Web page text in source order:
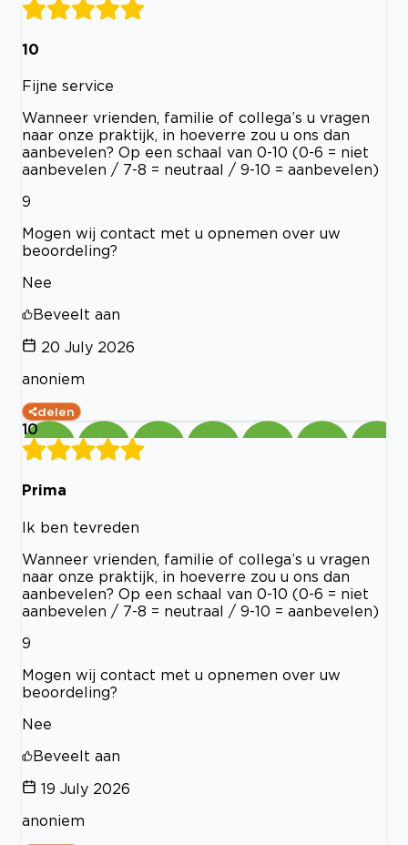
10
Fijne service
Wanneer vrienden, familie of collega’s u vragen
naar onze praktijk, in hoeverre zou u ons dan
aanbevelen? Op een schaal van 0-10 (0-6 = niet
aanbevelen / 7-8 = neutraal / 9-10 = aanbevelen)
9
Mogen wij contact met u opnemen over uw
beoordeling?
Nee
Beveelt aan
20 July 2026
anoniem
delen
10
Prima
Ik ben tevreden
Wanneer vrienden, familie of collega’s u vragen
naar onze praktijk, in hoeverre zou u ons dan
aanbevelen? Op een schaal van 0-10 (0-6 = niet
aanbevelen / 7-8 = neutraal / 9-10 = aanbevelen)
9
Mogen wij contact met u opnemen over uw
beoordeling?
Nee
Beveelt aan
19 July 2026
anoniem